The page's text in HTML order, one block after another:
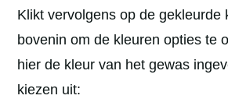
Klikt vervolgens op de gekleurde
bovenin om de kleuren opties te
hier de kleur van het gewas
kiezen uit: